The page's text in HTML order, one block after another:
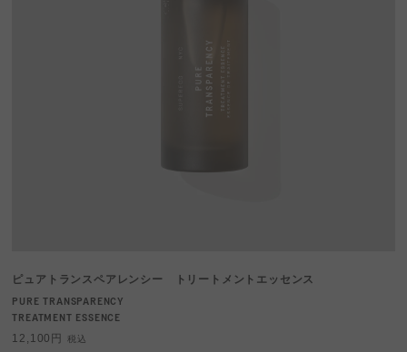
ピュアトランスペアレンシー トリートメントエッセンス
PURE TRANSPARENCY
TREATMENT ESSENCE
12,100円 税込